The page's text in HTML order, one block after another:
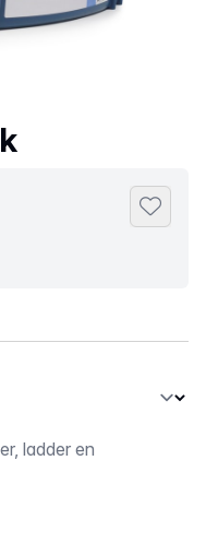
ladder en